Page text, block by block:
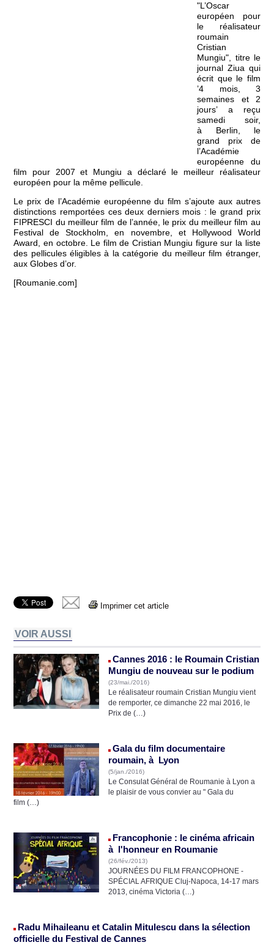
"L’Oscar
européen pour
le réalisateur
roumain
Cristian
Mungiu", titre le
journal Ziua qui
écrit que le film
’4 mois, 3
semaines et 2
jours’ a reçu
samedi soir,
à Berlin, le
grand prix de
l’Académie
européenne du
film pour 2007 et Mungiu a déclaré le meilleur réalisateur
européen pour la même pellicule.
Le prix de l’Académie européenne du film s’ajoute aux autres
distinctions remportées ces deux derniers mois : le grand prix
FIPRESCI du meilleur film de l’année, le prix du meilleur film au
Festival de Stockholm, en novembre, et Hollywood World
Award, en octobre. Le film de Cristian Mungiu figure sur la liste
des pellicules éligibles à la catégorie du meilleur film étranger,
aux Globes d’or.
[Roumanie.com]
Imprimer cet article
VOIR AUSSI
Cannes 2016 : le Roumain Cristian
Mungiu de nouveau sur le podium
(23/mai./2016)
Le réalisateur roumain Cristian Mungiu vient
de remporter, ce dimanche 22 mai 2016, le
Prix de (…)
Gala du film documentaire
roumain, à Lyon
(5/jan./2016)
Le Consulat Général de Roumanie à Lyon a
le plaisir de vous convier au " Gala du
film (…)
Francophonie : le cinéma africain
à l'honneur en Roumanie
(26/fév./2013)
JOURNÉES DU FILM FRANCOPHONE -
SPÉCIAL AFRIQUE Cluj-Napoca, 14-17 mars
2013, cinéma Victoria (…)
Radu Mihaileanu et Catalin Mitulescu dans la sélection
officielle du Festival de Cannes